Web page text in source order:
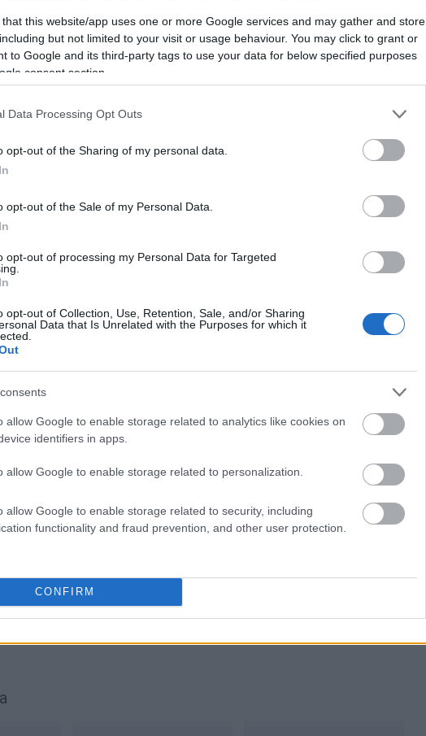
that this website/app uses one or more Google services and may gather and store
but not limited to your visit or usage behaviour. You may click to grant or
to Google and its third-party tags to use your data for below specified purposes
consent section.
Data Processing Opt Outs
opt-out of the Sharing of my personal data.
opt-out of the Sale of my Personal Data.
opt-out of processing my Personal Data for Targeted
opt-out of Collection, Use, Retention, Sale, and/or Sharing
Data that Is Unrelated with the Purposes for which it
allow Google to enable storage related to analytics like cookies on
identifiers in apps.
allow Google to enable storage related to personalization.
allow Google to enable storage related to security, including
functionality and fraud prevention, and other user protection.
CONFIRM
abonenci Dobrego słownika.
SPRAWDŹ